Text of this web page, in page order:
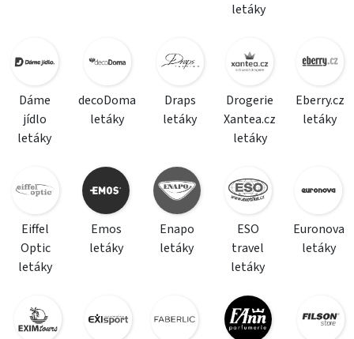
letáky
Dáme
jídlo
letáky
decoDoma
letáky
Draps
letáky
Drogerie
Xantea.cz
letáky
Eberry.cz
letáky
Eiffel
Optic
letáky
Emos
letáky
Enapo
letáky
ESO
travel
letáky
Euronova
letáky